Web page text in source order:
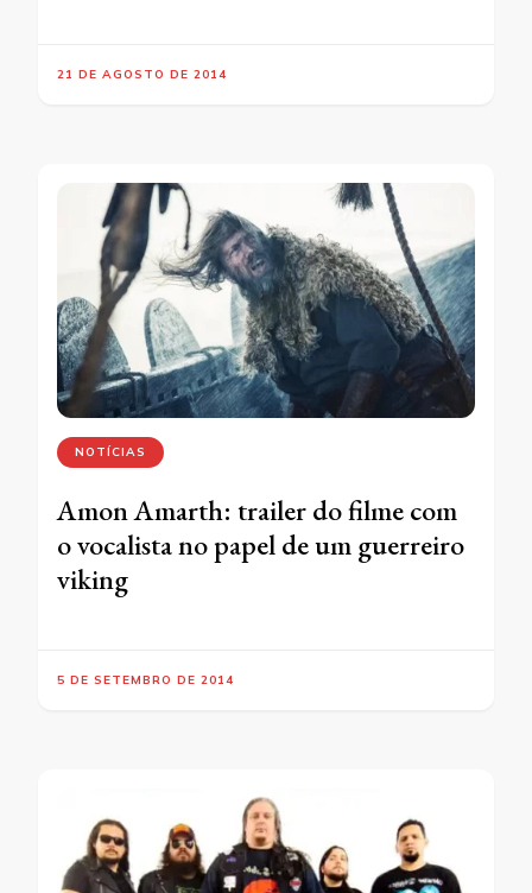
21 DE AGOSTO DE 2014
NOTÍCIAS
Amon Amarth: trailer do filme com
o vocalista no papel de um guerreiro
viking
5 DE SETEMBRO DE 2014